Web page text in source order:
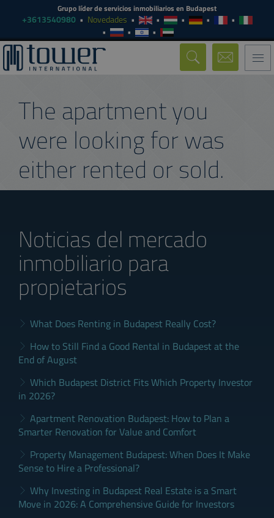
Grupo líder de servicios inmobiliarios en Budapest
+3613540980 Novedades
The apartment you
were looking for was
either rented or sold.
Noticias del mercado
inmobiliario para
propietarios
What Does Renting in Budapest Really Cost?
How to Still Find a Good Rental in Budapest at the
End of August
Which Budapest District Fits Which Property Investor
in 2026?
Apartment Renovation Budapest: How to Plan a
Smarter Renovation for Value and Comfort
Property Management Budapest: When Does It Make
Sense to Hire a Professional?
Why Investing in Budapest Real Estate is a Smart
Move in 2026: A Comprehensive Guide for Investors